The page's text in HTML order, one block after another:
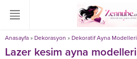
Anasayfa » Dekorasyon » Dekoratif Ayna Modelleri
Lazer kesim ayna modelleri